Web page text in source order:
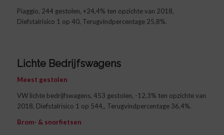
Piaggio, 244 gestolen, +24,4% ten opzichte van 2018,
Diefstalrisico 1 op 40, Terugvindpercentage 25,8%.
Lichte Bedrijfswagens
Meest gestolen
VW lichte bedrijfswagens, 453 gestolen, -12,3% ten opzichte van
2018, Diefstalrisico 1 op 544,, Terugvindpercentage 36,4%.
Brom- & snorfietsen